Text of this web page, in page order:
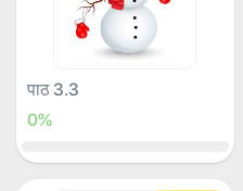
पाठ 3.3
0%